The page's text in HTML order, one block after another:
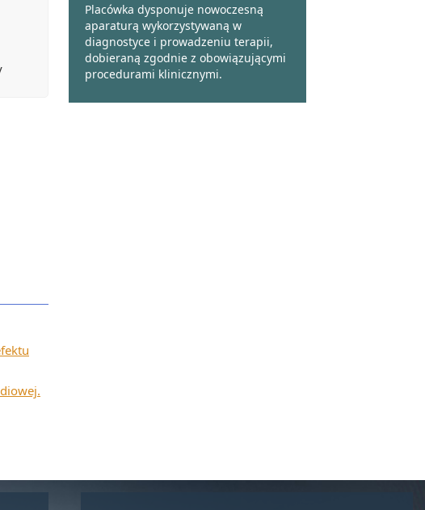
Placówka dysponuje nowoczesną
aparaturą wykorzystywaną w
diagnostyce i prowadzeniu terapii,
dobieraną zgodnie z obowiązującymi
procedurami klinicznymi.